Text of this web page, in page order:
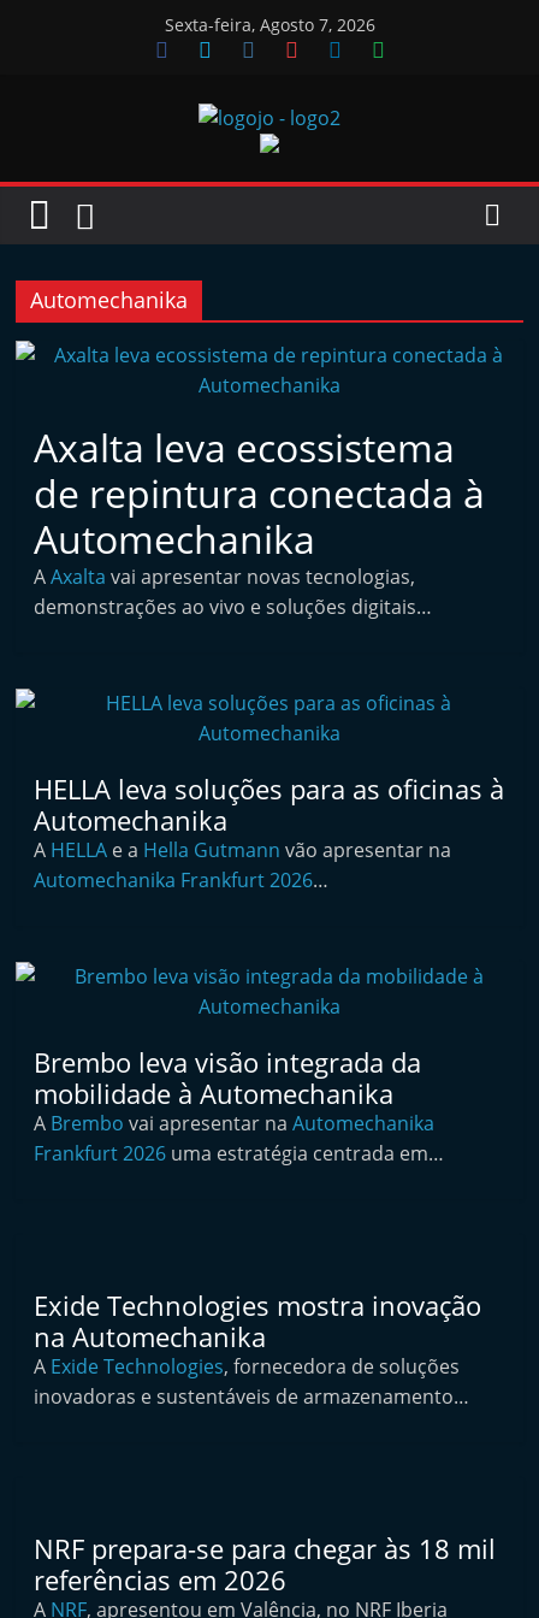
Sexta-feira, Agosto 7, 2026
Jornal
Oficinas
J
o
n
a
l
i
n
e
d
e
n
t
o
f
t
e
r
k
e
t
A
v
Automechanika
Axalta leva ecossistema
de repintura conectada à
Automechanika
AAxalta vai apresentar novas tecnologias,
demonstrações ao vivo e soluções digitais…
HELLA leva soluções para as oficinas à
Automechanika
A HELLA e a Hella Gutmann vão apresentar na
Automechanika Frankfurt 2026…
Brembo leva visão integrada da
mobilidade à Automechanika
A Brembo vai apresentar naAutomechanika
Frankfurt 2026 uma estratégia centrada em…
Exide Technologies mostra inovação
na Automechanika
A Exide Technologies, fornecedora de soluções
inovadoras e sustentáveis de armazenamento…
NRF prepara-se para chegar às 18 mil
referências em 2026
A NRF, apresentou em Valência, no NRF Iberia